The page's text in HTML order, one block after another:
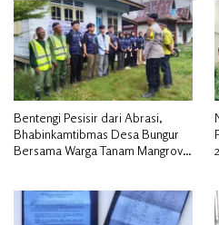
Bentengi Pesisir dari Abrasi,
Bhabinkamtibmas Desa Bungur
Bersama Warga Tanam Mangrove